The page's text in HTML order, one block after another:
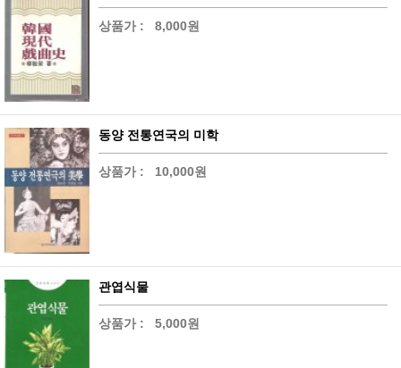
상품가 : 8,000원
동양 전통연국의 미학
상품가 : 10,000원
관엽식물
상품가 : 5,000원